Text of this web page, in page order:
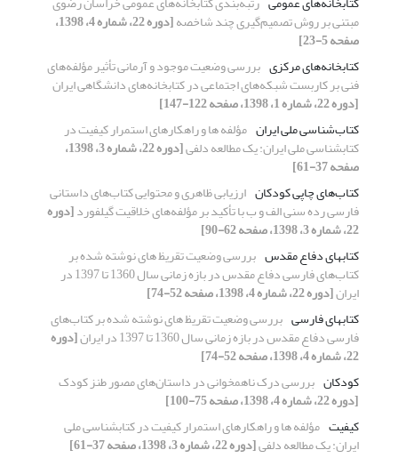
مبتنی بر روش تصمیم‌گیری چند شاخصه [دوره 22، شماره 4، 1398،
صفحه 5-23]
کتابخانه‌های مرکزی بررسی وضعیت موجود و آرمانی تأثیر مؤلفه‌های
فنی بر کاربست شبکه‌های اجتماعی در کتابخانه‌های دانشگاهی ایران
[دوره 22، شماره 1، 1398، صفحه 122-147]
کتاب‌شناسی ملی ایران مؤلفه ها و راهکارهای استمرار کیفیت در
کتابشناسی ملی ایران: یک مطالعه دلفی [دوره 22، شماره 3، 1398،
صفحه 37-61]
کتاب‌های چاپی کودکان ارزیابی ظاهری و محتوایی کتاب‌های داستانی
فارسی رده‌ سنی الف و ب با تأکید بر مؤلفه‌های خلاقیت گیلفورد[دوره
22، شماره 3، 1398، صفحه 62-90]
کتابهای دفاع مقدس بررسی وضعیت تقریظ های نوشته شده بر
کتاب‌های فارسی دفاع مقدس در بازه زمانی سال 1360 تا 1397 در
ایران[دوره 22، شماره 4، 1398، صفحه 52-74]
کتابهای فارسی بررسی وضعیت تقریظ های نوشته شده بر کتاب‌های
فارسی دفاع مقدس در بازه زمانی سال 1360 تا 1397 در ایران [دوره
22، شماره 4، 1398، صفحه 52-74]
کودکان بررسی درک ناهمخوانی در داستان‌های مصور طنز کودک
[دوره 22، شماره 4، 1398، صفحه 75-100]
کیفیت مؤلفه ها و راهکارهای استمرار کیفیت در کتابشناسی ملی
ایران: یک مطالعه دلفی[دوره 22، شماره 3، 1398، صفحه 37-61]